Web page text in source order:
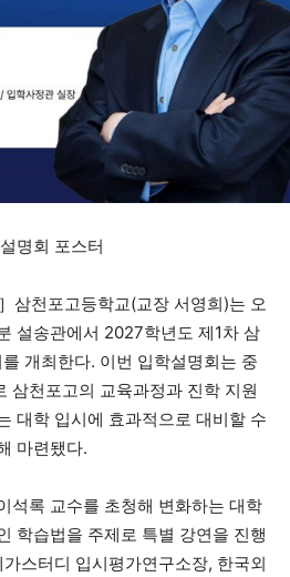
명회 포스터
삼천포고등학교(교장 서영희)는 오
설송관에서 2027학년도 제1차 삼
개최한다. 이번 입학설명회는 중
삼천포고의 교육과정과 진학 지원
대학 입시에 효과적으로 대비할 수
마련됐다.
석록 교수를 초청해 변화하는 대학
학습법을 주제로 특별 강연을 진행
스터디 입시평가연구소장, 한국외